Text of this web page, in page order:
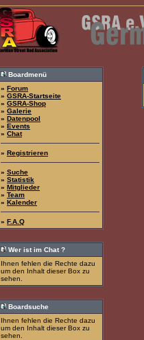
Boardmenü
» Forum
» GSRA-Startseite
» GSRA-Shop
» Galerie
» Datenpool
» Events
» Chat
» Registrieren
» Suche
» Statistik
» Mitglieder
» Team
» Kalender
» F.A.Q
Wer ist im Chat ?
Ihnen fehlen die Rechte dazu
um den Inhalt dieser Box zu
sehen.
Boardsuche
Ihnen fehlen die Rechte dazu
um den Inhalt dieser Box zu
sehen.